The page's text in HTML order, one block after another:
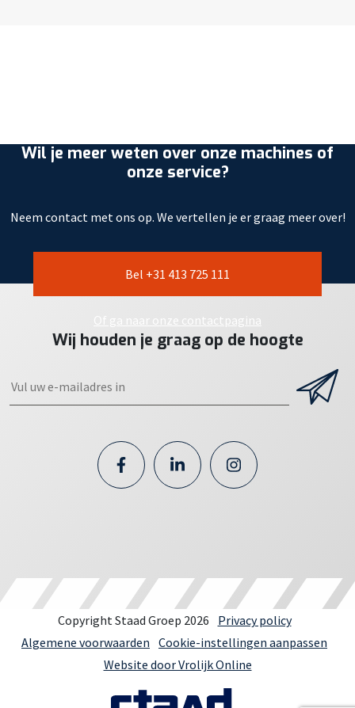
Wil je meer weten over onze machines of
onze service?
Neem contact met ons op. We vertellen je er graag meer over!
Bel +31 413 725 111
Of ga naar onze contactpagina
Wij houden je graag op de hoogte
Copyright Staad Groep 2026
Privacy policy
Algemene voorwaarden Cookie-instellingen aanpassen
Website door Vrolijk Online